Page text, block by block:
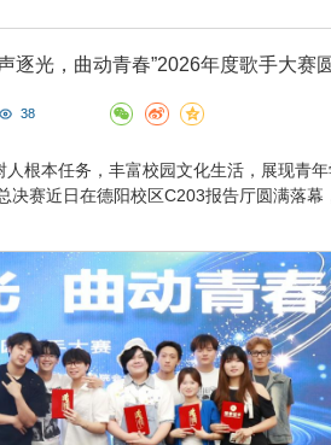
逐光，曲动青春”2026年度歌手大赛
38
根本任务，丰富校园文化生活，展现青
赛近日在德阳校区C203报告厅圆满落